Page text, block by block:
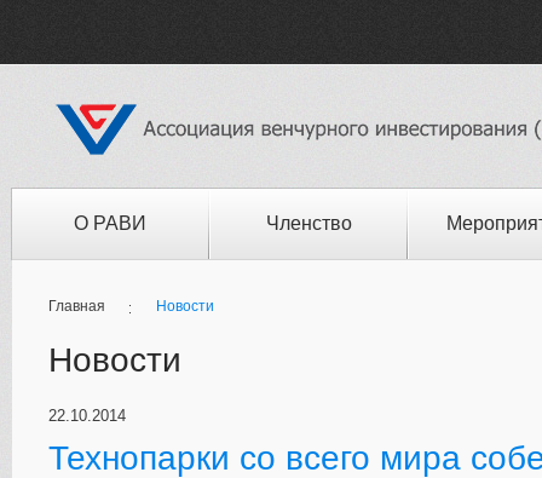
О РАВИ Членство
Главная Новости
Новости
22.10.2014
Технопарки со всего мира